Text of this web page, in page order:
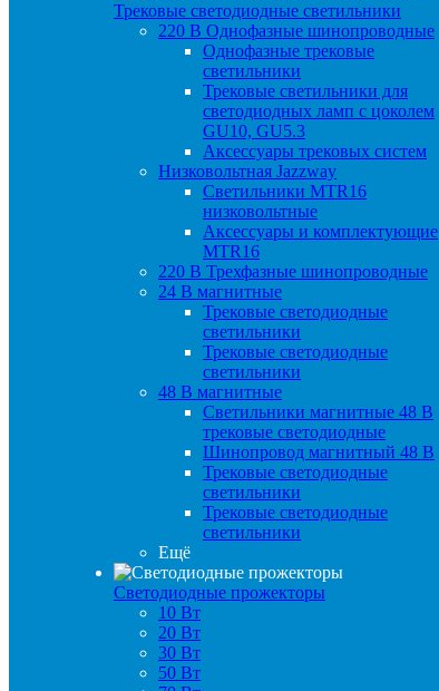
Трековые светодиодные светильники
220 B Однофазные шинопроводные
Однофазные трековые
светильники
Трековые светильники для
светодиодных ламп с цоколем
GU10, GU5.3
Аксессуары трековых систем
Низковольтная Jazzway
Светильники MTR16
низковольтные
Аксессуары и комплектующие
MTR16
220 B Трехфазные шинопроводные
24 B магнитные
Трековые светодиодные
светильники
Трековые светодиодные
светильники
48 B магнитные
Светильники магнитные 48 В
трековые светодиодные
Шинопровод магнитный 48 В
Трековые светодиодные
светильники
Трековые светодиодные
светильники
Ещё
Светодиодные прожекторы
10 Вт
20 Вт
30 Вт
50 Вт